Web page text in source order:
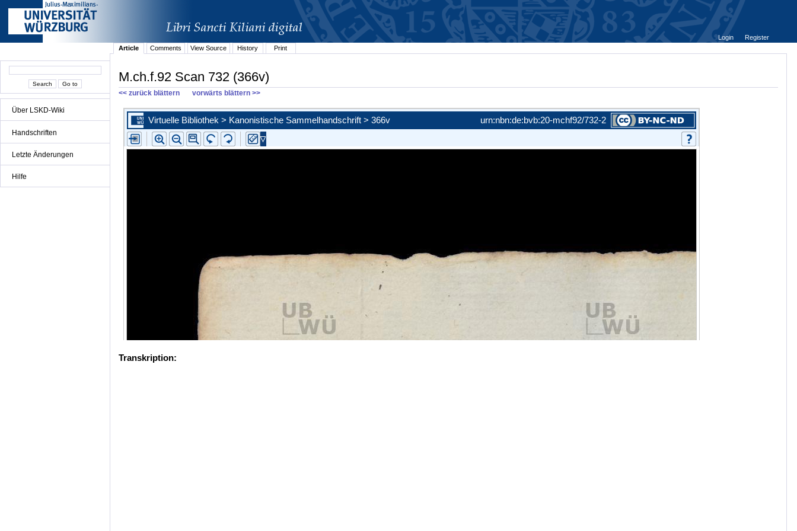
Über LSKD-Wiki
Handschriften
Letzte Änderungen
Hilfe
Login
Register
Article
Comments View Source History Print
M.ch.f.92 Scan 732 (366v)
<< zurück blättern vorwärts blättern >>
Transkription: